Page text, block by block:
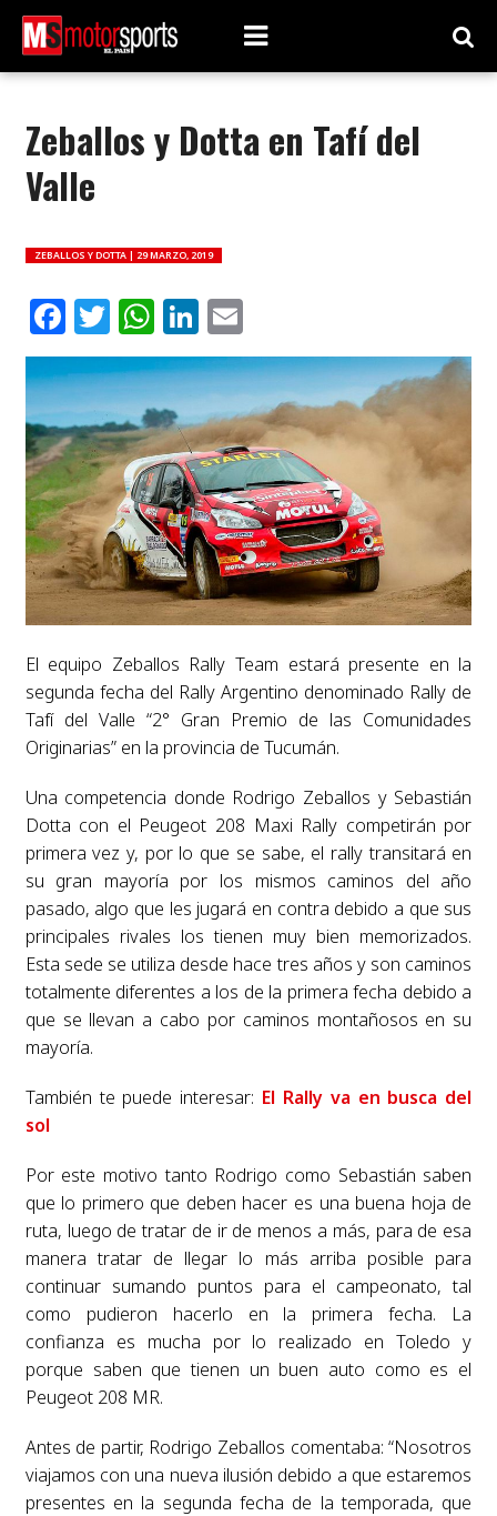
Zeballos y Dotta en Tafí del
Valle
ZEBALLOS Y DOTTA | 29 MARZO, 2019
Facebook
Twitter
WhatsApp
LinkedIn
Email
El equipo Zeballos Rally Team estará presente en la
segunda fecha del Rally Argentino denominado Rally de
Tafí del Valle “2° Gran Premio de las Comunidades
Originarias” en la provincia de Tucumán.
Una competencia donde Rodrigo Zeballos y Sebastián
Dotta con el Peugeot 208 Maxi Rally competirán por
primera vez y, por lo que se sabe, el rally transitará en
su gran mayoría por los mismos caminos del año
pasado, algo que les jugará en contra debido a que sus
principales rivales los tienen muy bien memorizados.
Esta sede se utiliza desde hace tres años y son caminos
totalmente diferentes a los de la primera fecha debido a
que se llevan a cabo por caminos montañosos en su
mayoría.
También te puede interesar: El Rally va en busca del
sol
Por este motivo tanto Rodrigo como Sebastián saben
que lo primero que deben hacer es una buena hoja de
ruta, luego de tratar de ir de menos a más, para de esa
manera tratar de llegar lo más arriba posible para
continuar sumando puntos para el campeonato, tal
como pudieron hacerlo en la primera fecha. La
confianza es mucha por lo realizado en Toledo y
porque saben que tienen un buen auto como es el
Peugeot 208 MR.
Antes de partir, Rodrigo Zeballos comentaba: “Nosotros
viajamos con una nueva ilusión debido a que estaremos
presentes en la segunda fecha de la temporada, que